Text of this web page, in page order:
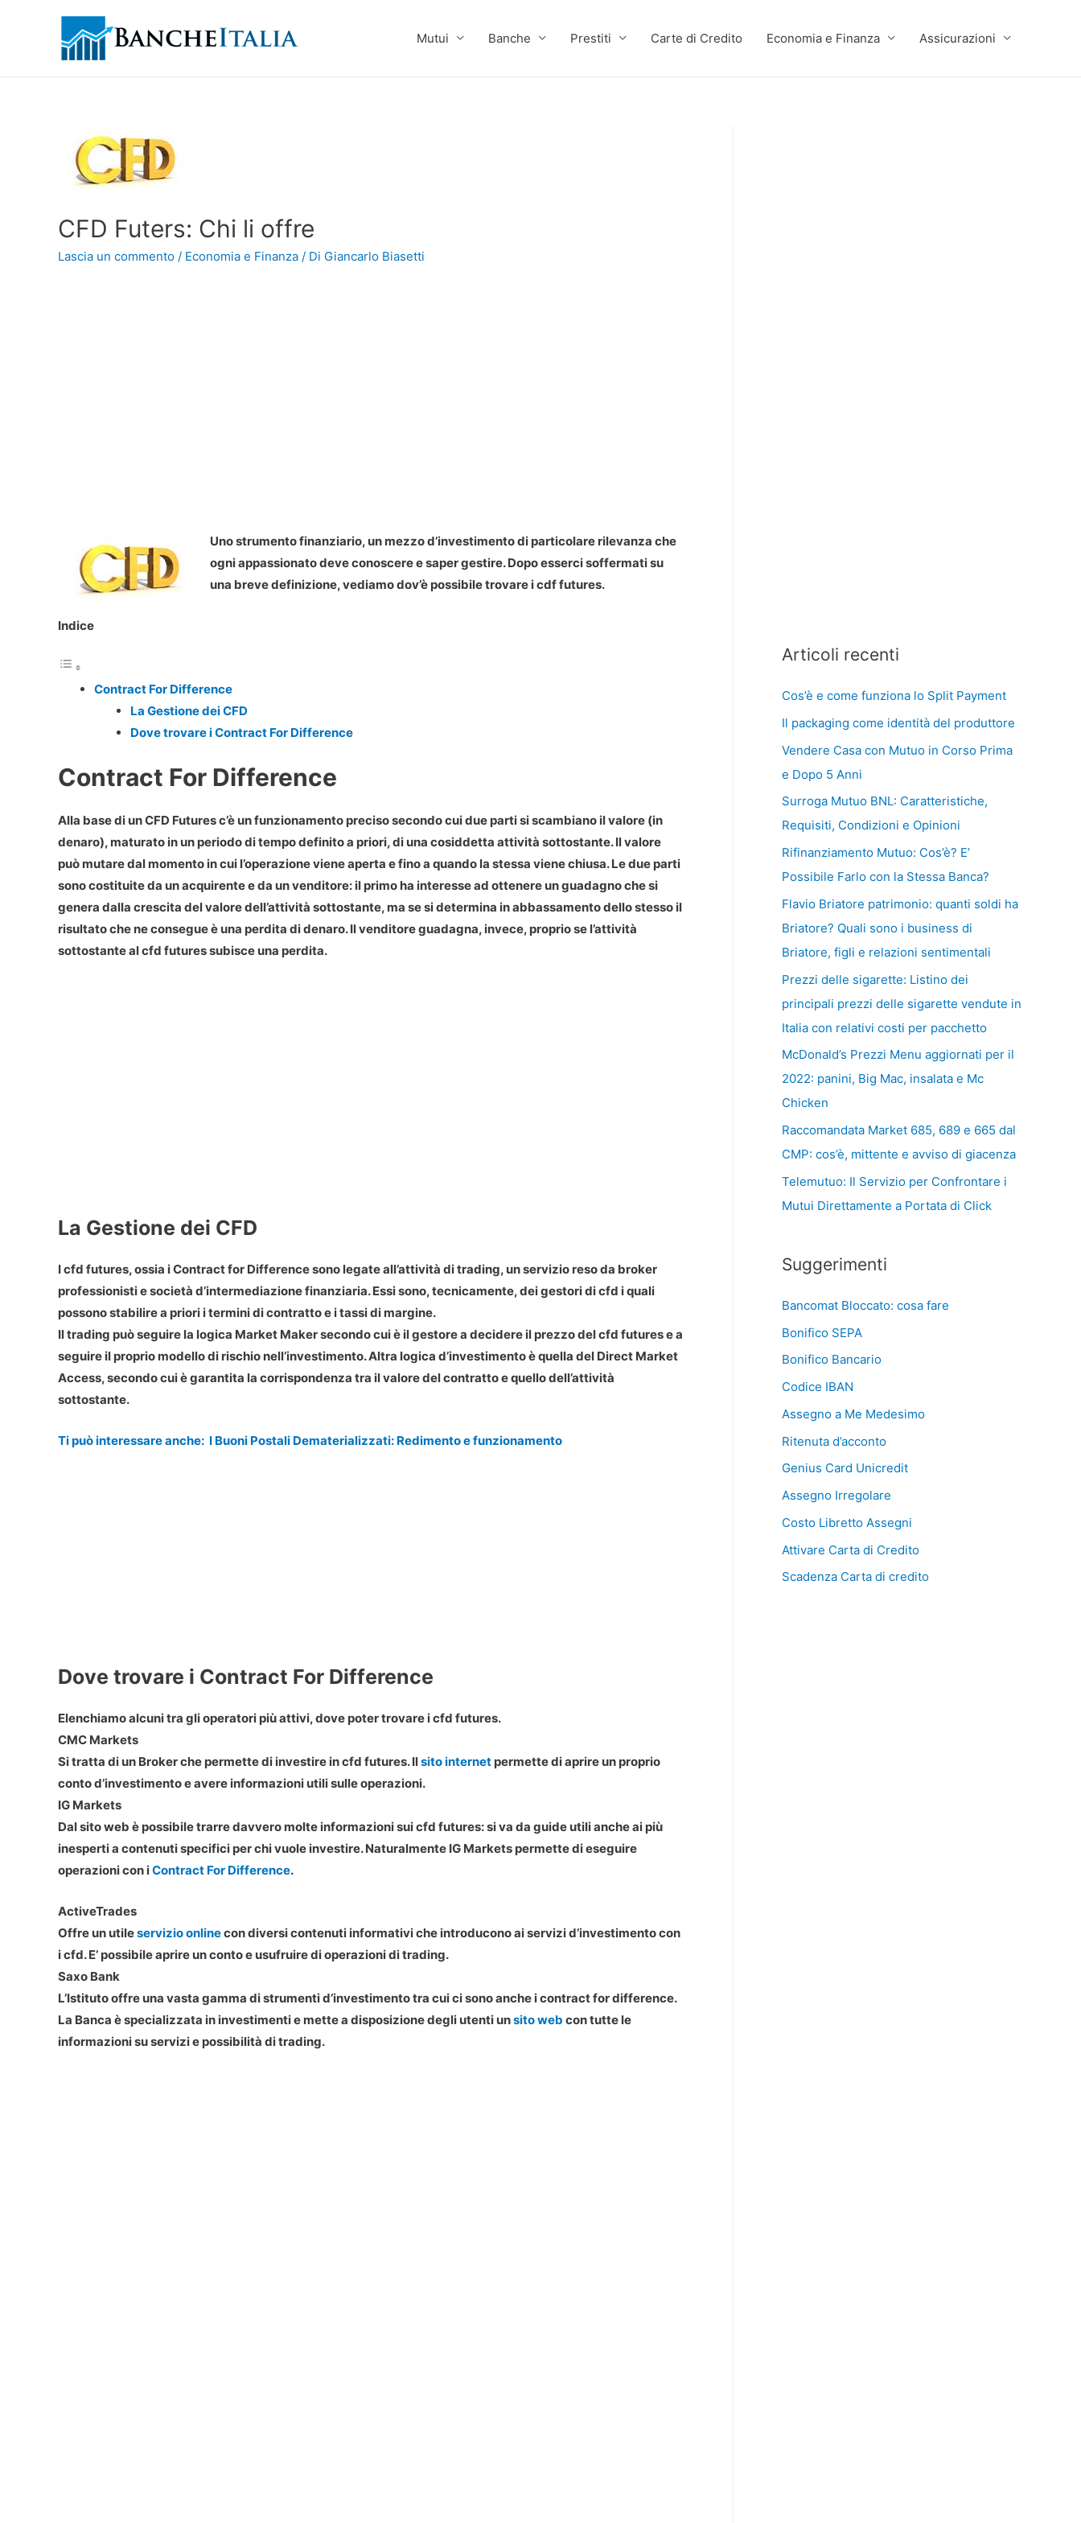
Mutui Banche Prestiti Carte di Credito Economia e Finanza Assicurazioni
CFD Futers: Chi li offre
Lascia un commento / Economia e Finanza / Di Giancarlo Biasetti
Uno strumento finanziario, un mezzo d’investimento di particolare rilevanza che
ogni appassionato deve conoscere e saper gestire. Dopo esserci soffermati su
una breve definizione, vediamo dov’è possibile trovare i cdf futures.
Indice
Contract For Difference
La Gestione dei CFD
Dove trovare i Contract For Difference
Contract For Difference
Alla base di un CFD Futures c’è un funzionamento preciso secondo cui due parti si scambiano il valore (in
denaro), maturato in un periodo di tempo definito a priori, di una cosiddetta attività sottostante. Il valore
può mutare dal momento in cui l’operazione viene aperta e fino a quando la stessa viene chiusa. Le due parti
sono costituite da un acquirente e da un venditore: il primo ha interesse ad ottenere un guadagno che si
genera dalla crescita del valore dell’attività sottostante, ma se si determina in abbassamento dello stesso il
risultato che ne consegue è una perdita di denaro. Il venditore guadagna, invece, proprio se l’attività
sottostante al cfd futures subisce una perdita.
La Gestione dei CFD
I cfd futures, ossia i Contract for Difference sono legate all’attività di trading, un servizio reso da broker
professionisti e società d’intermediazione finanziaria. Essi sono, tecnicamente, dei gestori di cfd i quali
possono stabilire a priori i termini di contratto e i tassi di margine.
Il trading può seguire la logica Market Maker secondo cui è il gestore a decidere il prezzo del cfd futures e a
seguire il proprio modello di rischio nell’investimento. Altra logica d’investimento è quella del Direct Market
Access, secondo cui è garantita la corrispondenza tra il valore del contratto e quello dell’attività
sottostante.
Ti può interessare anche: I Buoni Postali Dematerializzati: Redimento e funzionamento
Dove trovare i Contract For Difference
Elenchiamo alcuni tra gli operatori più attivi, dove poter trovare i cfd futures.
CMC Markets
Si tratta di un Broker che permette di investire in cfd futures. Ilsito internet permette di aprire un proprio
conto d’investimento e avere informazioni utili sulle operazioni.
IG Markets
Dal sito web è possibile trarre davvero molte informazioni sui cfd futures: si va da guide utili anche ai più
inesperti a contenuti specifici per chi vuole investire. Naturalmente IG Markets permette di eseguire
operazioni con iContract For Difference.
ActiveTrades
Offre un utileservizio onlinecon diversi contenuti informativi che introducono ai servizi d’investimento con
i cfd. E’ possibile aprire un conto e usufruire di operazioni di trading.
Saxo Bank
L’Istituto offre una vasta gamma di strumenti d’investimento tra cui ci sono anche i contract for difference.
La Banca è specializzata in investimenti e mette a disposizione degli utenti unsito web con tutte le
informazioni su servizi e possibilità di trading.
Articoli recenti
Cos’è e come funziona lo Split Payment
Il packaging come identità del produttore
Vendere Casa con Mutuo in Corso Prima
e Dopo 5 Anni
Surroga Mutuo BNL: Caratteristiche,
Requisiti, Condizioni e Opinioni
Rifinanziamento Mutuo: Cos’è? E’
Possibile Farlo con la Stessa Banca?
Flavio Briatore patrimonio: quanti soldi ha
Briatore? Quali sono i business di
Briatore, figli e relazioni sentimentali
Prezzi delle sigarette: Listino dei
principali prezzi delle sigarette vendute in
Italia con relativi costi per pacchetto
McDonald’s Prezzi Menu aggiornati per il
2022: panini, Big Mac, insalata e Mc
Chicken
Raccomandata Market 685, 689 e 665 dal
CMP: cos’è, mittente e avviso di giacenza
Telemutuo: Il Servizio per Confrontare i
Mutui Direttamente a Portata di Click
Suggerimenti
Bancomat Bloccato: cosa fare
Bonifico SEPA
Bonifico Bancario
Codice IBAN
Assegno a Me Medesimo
Ritenuta d’acconto
Genius Card Unicredit
Assegno Irregolare
Costo Libretto Assegni
Attivare Carta di Credito
Scadenza Carta di credito